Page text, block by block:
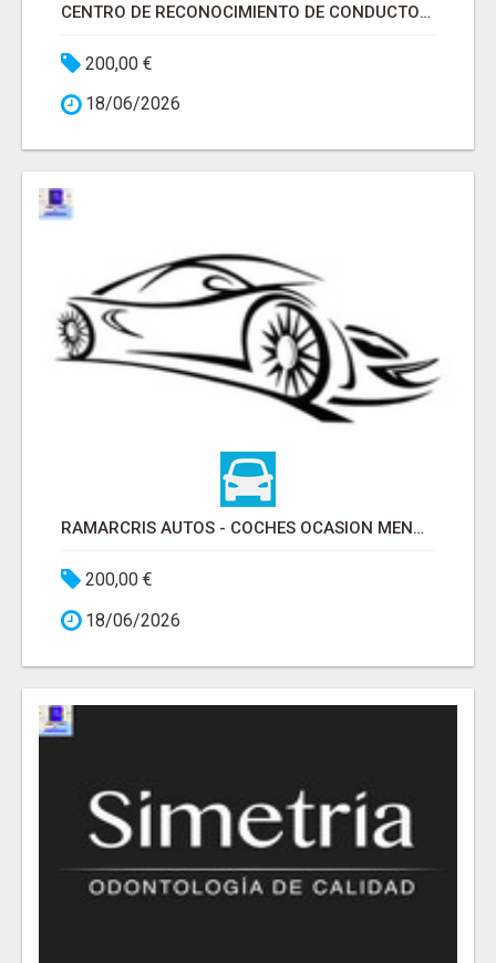
CENTRO DE RECONOCIMIENTO DE CONDUCTORES ALMÀSSERA
200,00 €
18/06/2026
RAMARCRIS AUTOS - COCHES OCASION MENORCA
200,00 €
18/06/2026